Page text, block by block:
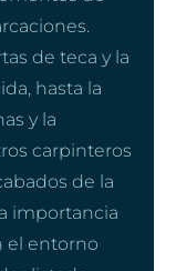
de teca y la
hasta la
y la
carpinteros
de la
importancia
el entorno